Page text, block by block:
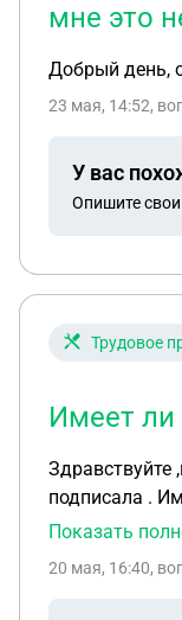
мне это
Добрый день,
23 мая, 14:52,
У вас
Опишите
Трудовое
Имеет ли
Здравствуйте
подписала .
Показать
20 мая, 16:40,